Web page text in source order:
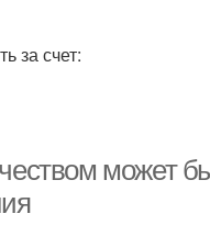
за счет:
может